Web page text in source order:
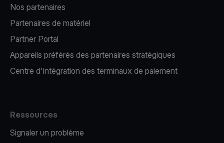
Nos partenaires​
Partenaires de matériel
Partner Portal
Appareils préférés des partenaires stratégiques
Centre d'intégration des terminaux de paiement
Ressources
Signaler un problème